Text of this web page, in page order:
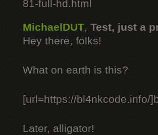
81-full-hd.html
MichaelDUT, Test, just a
Hey there, folks!
What on earth is this?
[url=https://bl4nkcode.info/
Later, alligator!